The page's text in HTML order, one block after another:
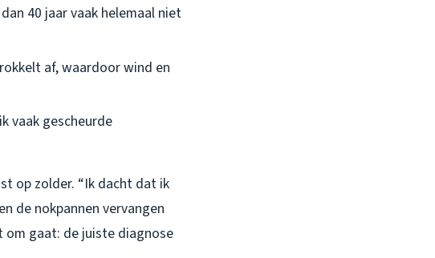
40 jaar vaak helemaal niet
af, waardoor wind en
vaak gescheurde
op zolder. “Ik dacht dat ik
de nokpannen vervangen
om gaat: de juiste diagnose